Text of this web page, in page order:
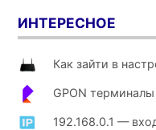
ИНТЕРЕСНОЕ
Как зайти в
GPON
192.168.0.1 —